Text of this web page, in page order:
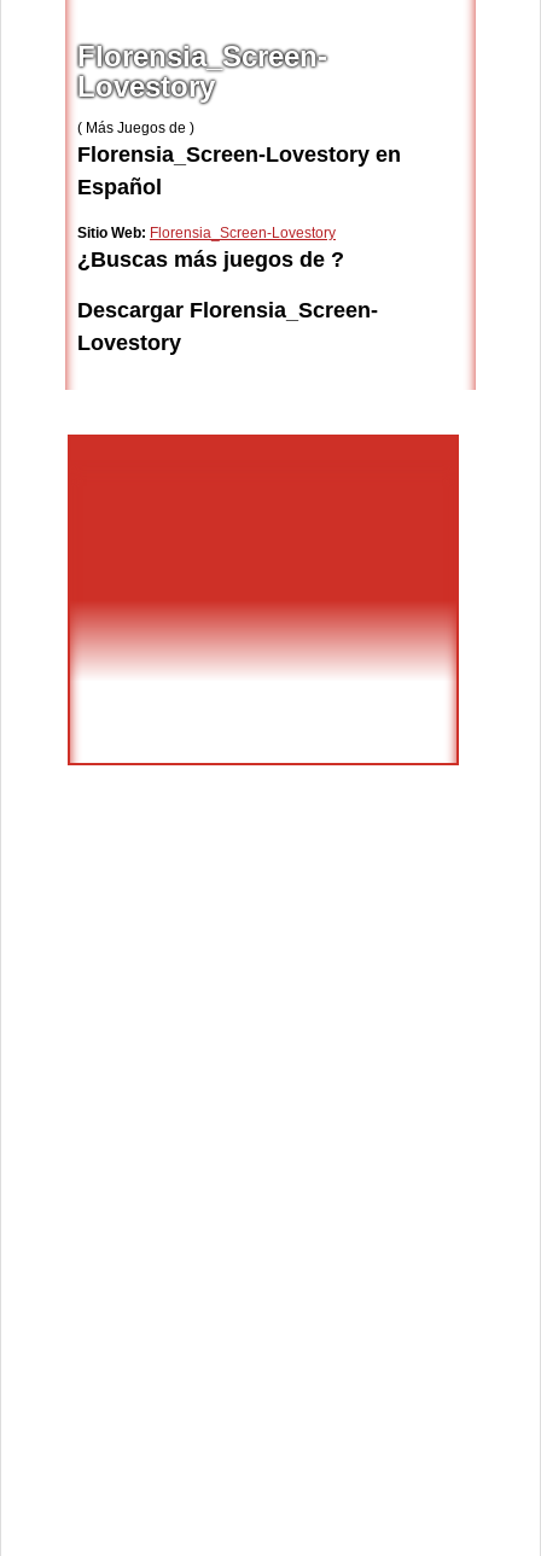
Florensia_Screen-
Lovestory
( Más Juegos de )
Florensia_Screen-Lovestory en
Español
Sitio Web: Florensia_Screen-Lovestory
¿Buscas más juegos de ?
Descargar Florensia_Screen-
Lovestory